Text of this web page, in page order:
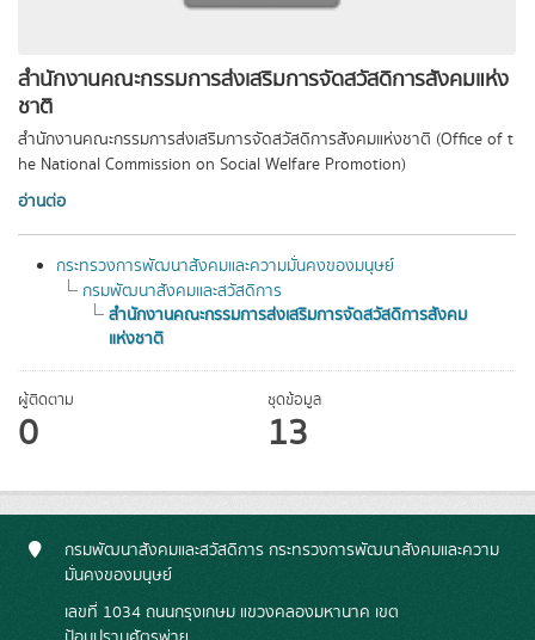
สำนักงานคณะกรรมการส่งเสริมการจัดสวัสดิการสังคมแห่ง
ชาติ
สำนักงานคณะกรรมการส่งเสริมการจัดสวัสดิการสังคมแห่งชาติ (Office of t
he National Commission on Social Welfare Promotion)
อ่านต่อ
กระทรวงการพัฒนาสังคมและความมั่นคงของมนุษย์
กรมพัฒนาสังคมและสวัสดิการ
สำนักงานคณะกรรมการส่งเสริมการจัดสวัสดิการสังคม
แห่งชาติ
ผู้ติดตาม
0
ชุดข้อมูล
13
กรมพัฒนาสังคมและสวัสดิการ กระทรวงการพัฒนาสังคมและความ
มั่นคงของมนุษย์
เลขที่ 1034 ถนนกรุงเกษม แขวงคลองมหานาค เขต